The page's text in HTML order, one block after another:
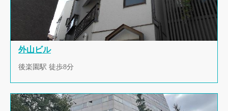
外山ビル
後楽園駅 徒歩8分